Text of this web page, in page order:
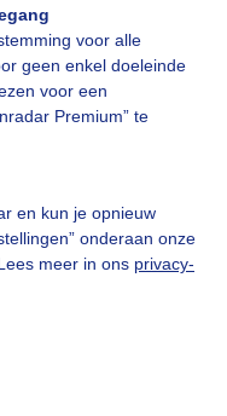
voor alle
geen enkel doeleinde
voor een
Premium” te
en kun je opnieuw
onderaan onze
meer in ons privacy-